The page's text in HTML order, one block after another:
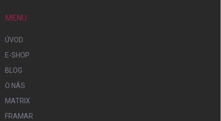
MENU
ÚVOD
E-SHOP
BLOG
O NÁS
MATRIX
FRAMAR